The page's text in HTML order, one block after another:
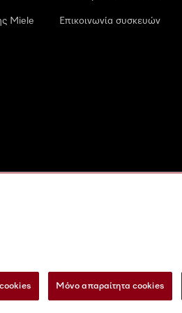
Miele Επικοινωνία συσκευών
ψηφιακές υπηρεσίες Φόρμα
Μόνο απαραίτητα cookies